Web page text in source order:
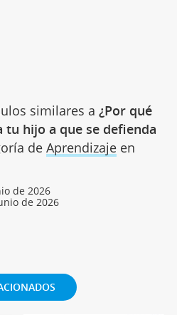
similares a ¿Por qué
tu hijo a que se defienda
de Aprendizajeen
de 2026
de 2026